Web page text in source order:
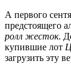
А первого
предстоящего
ролл жесток.
купившие лот
загрузить эту